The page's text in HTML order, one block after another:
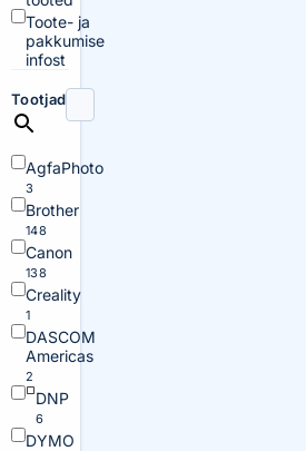
Toote- ja
pakkumise
infost
Tootjad
AgfaPhoto
3
Brother
148
Canon
138
Creality
1
DASCOM
Americas
2
DNP
6
DYMO